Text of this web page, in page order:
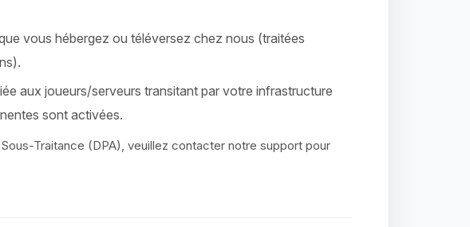
vous hébergez ou téléversez chez nous (traitées
aux joueurs/serveurs transitant par votre infrastructure
sont activées.
Traitance (DPA), veuillez contacter notre support pour